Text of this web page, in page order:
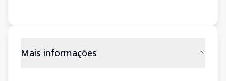
Mais informações